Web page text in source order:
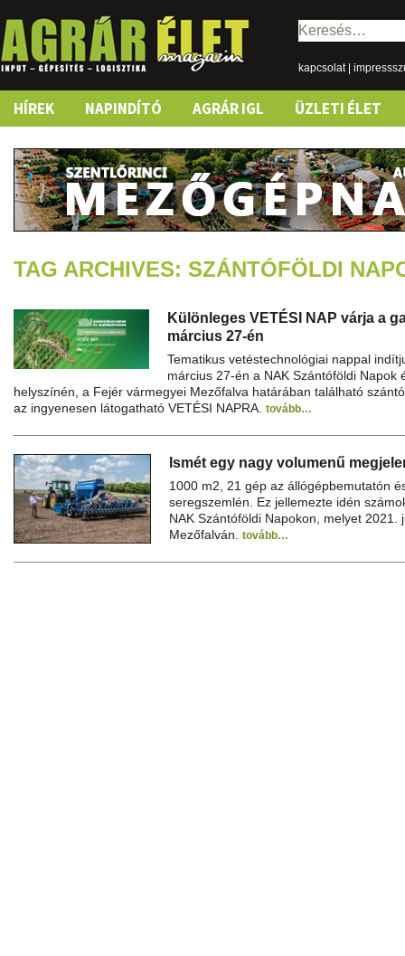
Keresés:
kapcsolat|
Skip
content
HÍREK NAPINDÍTÓ AGRÁR IGL ÜZLETI ÉLET
TAG ARCHIVES: SZÁNTÓFÖLDI
Különleges VETÉSI NAP várja a
március 27-én
Tematikus vetéstechnológiai nappal
március 27-én a NAK Szántóföldi Napok
helyszínén, a Fejér vármegyei Mezőfalva határában található
az ingyenesen látogatható VETÉSI NAPRA. tovább…
Ismét egy nagy volumenű
1000 m2, 21 gép az állógépbemutatón
seregszemlén. Ez jellemezte idén
NAK Szántóföldi Napokon, melyet
Mezőfalván. tovább…